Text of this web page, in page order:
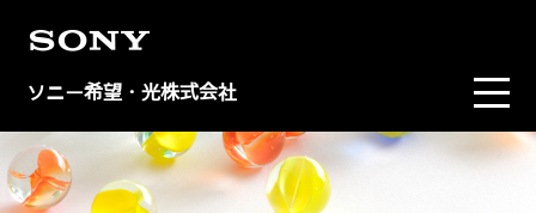
ソニー希望・光株式会社